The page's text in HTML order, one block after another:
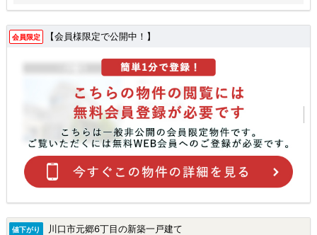
会員限定 【会員様限定で公開中！】
値下がり 川口市元郷6丁目の新築一戸建て